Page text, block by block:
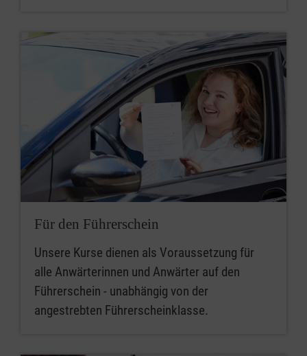
Für den Führerschein
Unsere Kurse dienen als Voraussetzung für
alle Anwärterinnen und Anwärter auf den
Führerschein - unabhängig von der
angestrebten Führerscheinklasse.